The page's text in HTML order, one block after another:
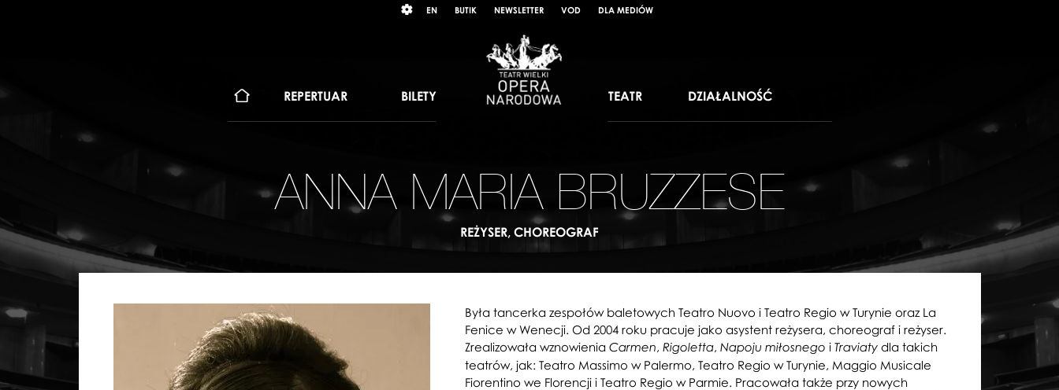
język
EN BUTIK NEWSLETTER VOD DLA MEDIÓW
REPERTUAR BILETY TEATR DZIAŁALNOŚĆ
ANNA MARIA BRUZZESE
REŻYSER, CHOREOGRAF
Była tancerka zespołów baletowych Teatro Nuovo i Teatro Regio w Turynie oraz La
Fenice w Wenecji. Od 2004 roku pracuje jako asystent reżysera, choreograf i reżyser.
Zrealizowała wznowienia Carmen, Rigoletta, Napoju miłosnego i Traviatydla takich
teatrów, jak: Teatro Massimo w Palermo, Teatro Regio w Turynie, Maggio Musicale
Fiorentino we Florencji i Teatro Regio w Parmie. Pracowała także przy nowych